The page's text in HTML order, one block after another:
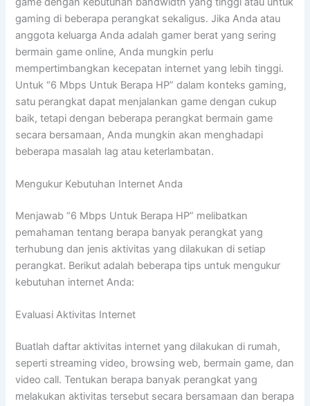
gaming di beberapa perangkat sekaligus. Jika Anda atau
anggota keluarga Anda adalah gamer berat yang sering
bermain game online, Anda mungkin perlu
mempertimbangkan kecepatan internet yang lebih tinggi.
Untuk “6 Mbps Untuk Berapa HP” dalam konteks gaming,
satu perangkat dapat menjalankan game dengan cukup
baik, tetapi dengan beberapa perangkat bermain game
secara bersamaan, Anda mungkin akan menghadapi
beberapa masalah lag atau keterlambatan.
Mengukur Kebutuhan Internet Anda
Menjawab “6 Mbps Untuk Berapa HP” melibatkan
pemahaman tentang berapa banyak perangkat yang
terhubung dan jenis aktivitas yang dilakukan di setiap
perangkat. Berikut adalah beberapa tips untuk mengukur
kebutuhan internet Anda:
Evaluasi Aktivitas Internet
Buatlah daftar aktivitas internet yang dilakukan di rumah,
seperti streaming video, browsing web, bermain game, dan
video call. Tentukan berapa banyak perangkat yang
melakukan aktivitas tersebut secara bersamaan dan berapa